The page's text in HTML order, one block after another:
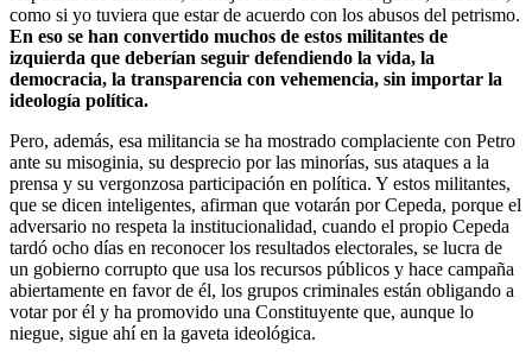
como si yo tuviera que estar de acuerdo con los abusos del petrismo.
En eso se han convertido muchos de estos militantes de
izquierda que deberían seguir defendiendo la vida, la
democracia, la transparencia con vehemencia, sin importar la
ideología política.
Pero, además, esa militancia se ha mostrado complaciente con Petro
ante su misoginia, su desprecio por las minorías, sus ataques a la
prensa y su vergonzosa participación en política. Y estos militantes,
que se dicen inteligentes, afirman que votarán por Cepeda, porque el
adversario no respeta la institucionalidad, cuando el propio Cepeda
tardó ocho días en reconocer los resultados electorales, se lucra de
un gobierno corrupto que usa los recursos públicos y hace campaña
abiertamente en favor de él, los grupos criminales están obligando a
votar por él y ha promovido una Constituyente que, aunque lo
niegue, sigue ahí en la gaveta ideológica.